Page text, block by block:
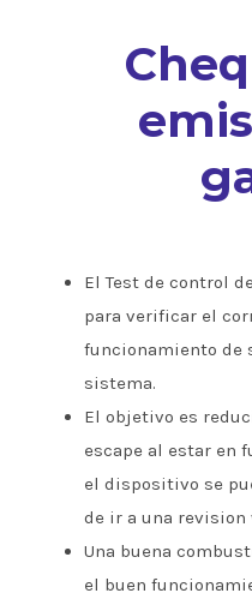
El Test de control
para verificar el
funcionamiento de
sistema.
El objetivo es
escape al estar en
el dispositivo se
de ir a una revision
Una buena
el buen